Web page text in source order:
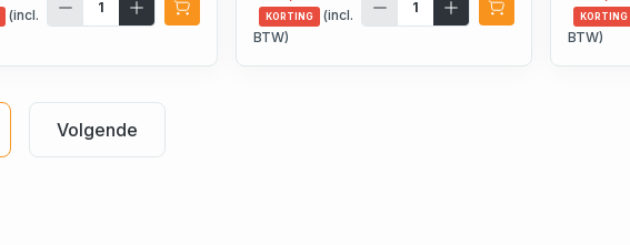
(incl.
KORTING
(incl.
BTW)
KORTING
BTW)
Volgende